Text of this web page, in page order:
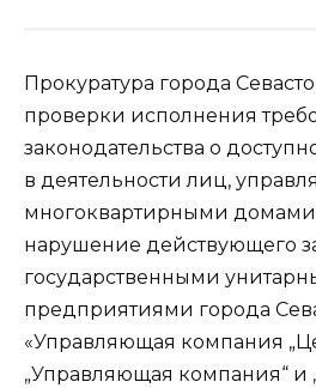
Прокуратура города
проверки исполнения
законодательства о
в деятельности лиц,
многоквартирными домами.
нарушение действующего
государственными
предприятиями города
«Управляющая компания
„Управляющая компания“ и